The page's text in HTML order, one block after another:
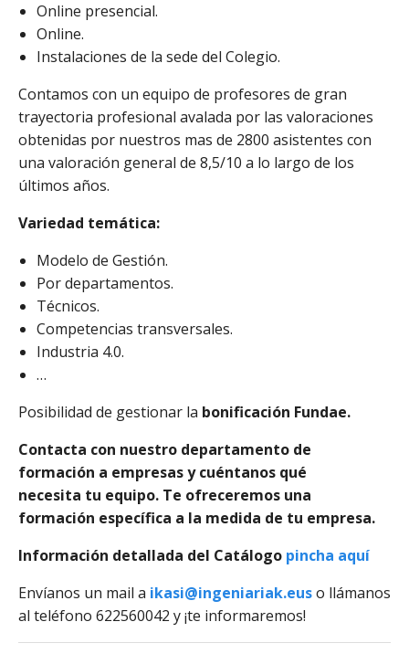
Online presencial.
Online.
Instalaciones de la sede del Colegio.
Contamos con un equipo de profesores de gran
trayectoria profesional avalada por las valoraciones
obtenidas por nuestros mas de 2800 asistentes con
una valoración general de 8,5/10 a lo largo de los
últimos años.
Variedad temática:
Modelo de Gestión.
Por departamentos.
Técnicos.
Competencias transversales.
Industria 4.0.
…
Posibilidad de gestionar la bonificación Fundae.
Contacta con nuestro departamento de
formación a empresas y cuéntanos qué
necesita tu equipo. Te ofreceremos una
formación específica a la medida de tu empresa.
Información detallada del Catálogo pincha aquí
Envíanos un mail a ikasi@ingeniariak.euso llámanos
al teléfono 622560042 y ¡te informaremos!